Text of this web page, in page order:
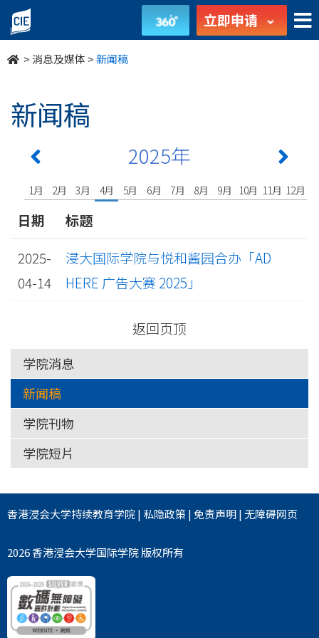
undefined 立即申请
>消息及媒体 >新闻稿
新闻稿
2025年
1月 2月 3月 4月 5月 6月 7月 8月 9月 10月 11月 12月
日期
标题
2025-
04-14
浸大国际学院与悦和酱园合办「AD
HERE 广告大赛 2025」
返回页顶
学院消息
新闻稿
学院刊物
学院短片
香港浸会大学持续教育学院| 私隐政策|免责声明|无障碍网页
2026 香港浸会大学国际学院 版权所有